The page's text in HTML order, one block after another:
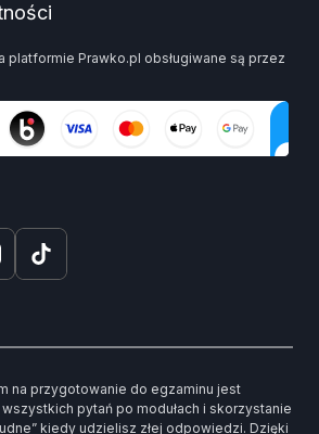
platformie Prawko.pl obsługiwane są przez
na przygotowanie do egzaminu jest
pytań po modułach i skorzystanie
kiedy udzielisz złej odpowiedzi. Dzięki